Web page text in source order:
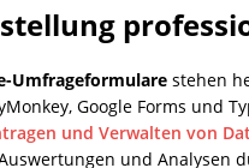
Umfrageformulare stehen
Google Forms und
und Verwalten von
und